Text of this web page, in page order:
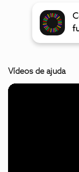
Vídeos de ajuda